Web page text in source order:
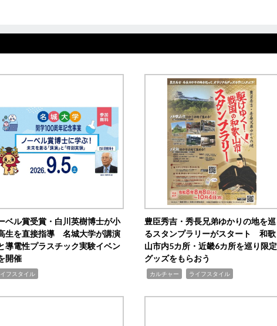
ベル賞受賞・白川英樹博士が小
生を直接指導 名城大学が講演
導電性プラスチック実験イベン
開催
フスタイル
豊臣秀吉・秀長兄弟ゆかりの地を巡
るスタンプラリーがスタート 和歌
山市内5カ所・近畿6カ所を巡り限定
グッズをもらおう
カルチャー ライフスタイル